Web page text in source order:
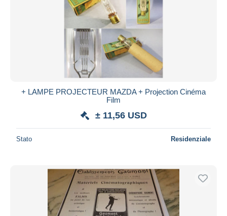
+ LAMPE PROJECTEUR MAZDA + Projection Cinéma
Film
± 11,56 USD
Stato Residenziale